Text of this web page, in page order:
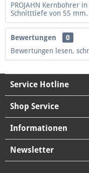
PROJAHN Kernbohrer
Schnitttiefe von 55
Bewertungen
0
Bewertungen lesen,
Service Hotline
Shop Service
Informationen
Newsletter